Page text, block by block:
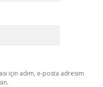
için adım, e-posta adresim